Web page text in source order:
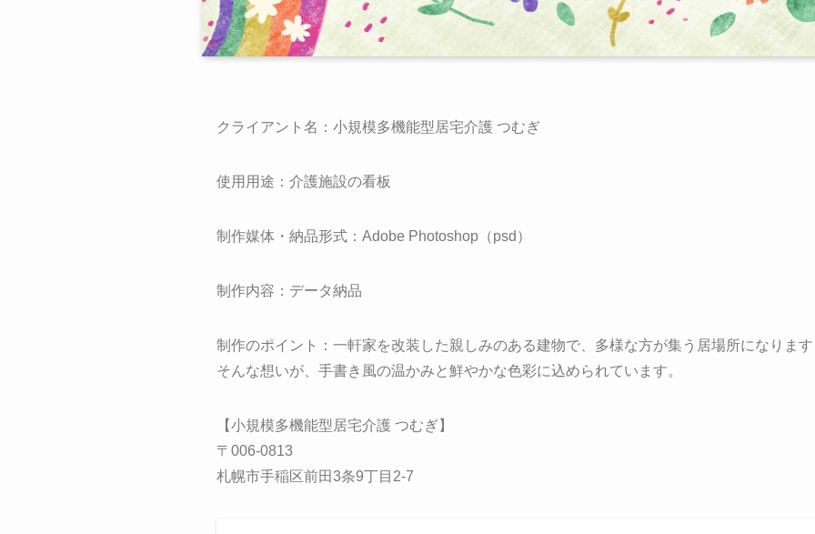
クライアント名：小規模多機能型居宅介護 つむぎ
使用用途：介護施設の看板
制作媒体・納品形式：Adobe Photoshop（psd）
制作内容：データ納品
制作のポイント：一軒家を改装した親しみのある建物で、多様な方が集う居場所になりま
そんな想いが、手書き風の温かみと鮮やかな色彩に込められています。
【小規模多機能型居宅介護 つむぎ】
〒006-0813
札幌市手稲区前田3条9丁目2-7